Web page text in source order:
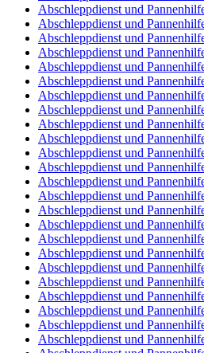
Abschleppdienst und
Abschleppdienst und
Abschleppdienst und
Abschleppdienst und
Abschleppdienst und
Abschleppdienst und
Abschleppdienst und
Abschleppdienst und
Abschleppdienst und
Abschleppdienst und
Abschleppdienst und
Abschleppdienst und
Abschleppdienst und
Abschleppdienst und
Abschleppdienst und
Abschleppdienst und
Abschleppdienst und
Abschleppdienst und
Abschleppdienst und
Abschleppdienst und
Abschleppdienst und
Abschleppdienst und
Abschleppdienst und
Abschleppdienst und